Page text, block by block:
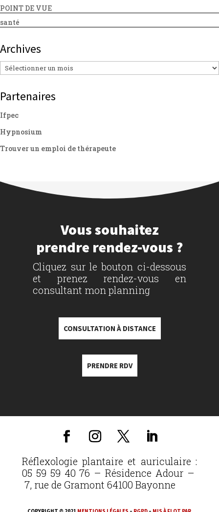
POINT DE VUE
santé
Archives
Archives
Partenaires
Ifpec
Hypnosium
Trouver un emploi de thérapeute
Vous souhaitez
prendre rendez-vous ?
Cliquez sur le bouton ci-dessous
et prenez rendez-vous en
consultant mon planning
CONSULTATION À DISTANCE
PRENDRE RDV
Réflexologie plantaire et auriculaire :
05 59 59 40 76 – Résidence Adour –
7, rue de Gramont 64100 Bayonne